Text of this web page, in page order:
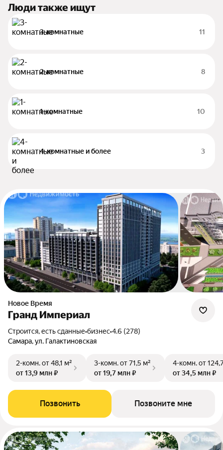
Люди также ищут
3-комнатные 11
2-комнатные 8
1-комнатные 10
4-комнатные и более 3
Новое Время
Гранд Империал
Строится, есть сданные•бизнес•4.6 (278)
Самара, ул. Галактиновская
2-комн.от 48,1 м²
от 13,9 млн ₽
3-комн.от 71,5 м²
от 19,7 млн ₽
4-комн.от
от 34,5 млн ₽
Позвонить Позвоните мне